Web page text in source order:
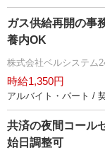
ガス供給再開の事
養内OK
株式会社ベルシステム
時給1,350円
アルバイト・パート /
共済の夜間コール
始日調整可